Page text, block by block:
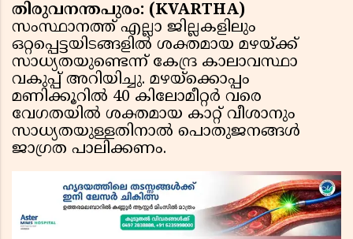
തിരുവനന്തപുരം: (KVARTHA)
സംസ്ഥാനത്ത് എല്ലാ ജില്ലകളിലും
ഒറ്റപ്പെട്ടയിടങ്ങളിൽ ശക്തമായ മഴയ്ക്ക്
സാധ്യതയുണ്ടെന്ന് കേന്ദ്ര കാലാവസ്ഥാ
വകുപ്പ് അറിയിച്ചു. മഴയ്ക്കൊപ്പം
മണിക്കൂറിൽ 40 കിലോമീറ്റർ വരെ
വേഗതയിൽ ശക്തമായ കാറ്റ് വീശാനും
സാധ്യതയുള്ളതിനാൽ പൊതുജനങ്ങൾ
ജാഗ്രത പാലിക്കണം.